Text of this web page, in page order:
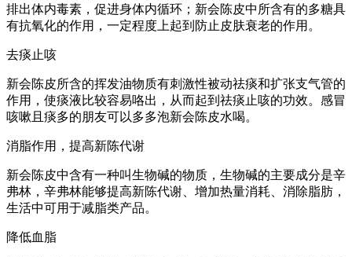
排出体内毒素，促进身体内循环；新会陈皮中所含有的多糖具
有抗氧化的作用，一定程度上起到防止皮肤衰老的作用。
去痰止咳
新会陈皮所含的挥发油物质有刺激性被动祛痰和扩张支气管的
作用，使痰液比较容易咯出，从而起到祛痰止咳的功效。感冒
咳嗽且痰多的朋友可以多多泡新会陈皮水喝。
消脂作用，提高新陈代谢
新会陈皮中含有一种叫生物碱的物质，生物碱的主要成分是辛
弗林，辛弗林能够提高新陈代谢、增加热量消耗、消除脂肪，
生活中可用于减脂类产品。
降低血脂